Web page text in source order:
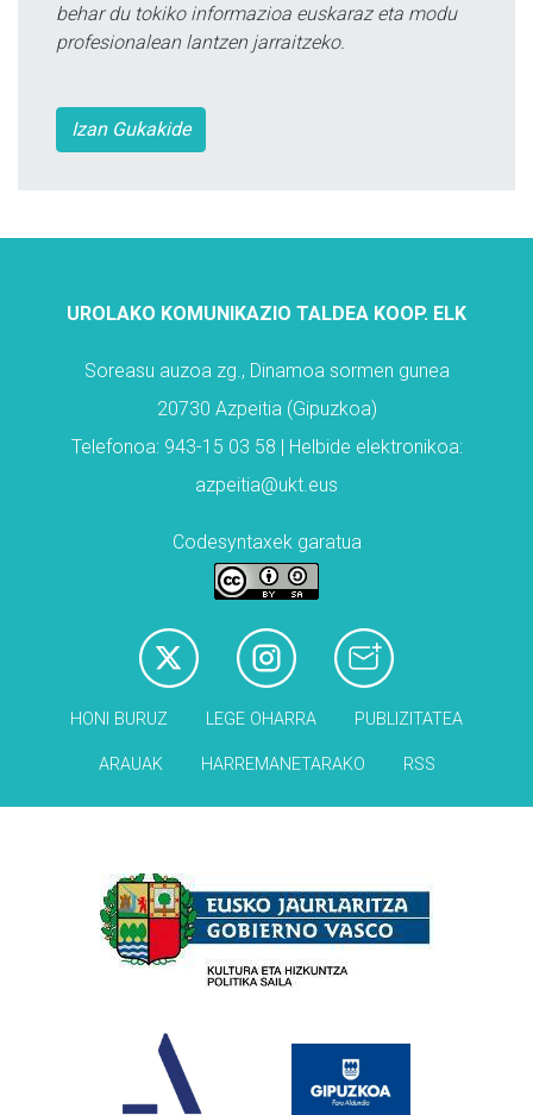
behar du tokiko informazioa euskaraz eta modu
profesionalean lantzen jarraitzeko.
Izan Gukakide
UROLAKO KOMUNIKAZIO TALDEA KOOP. ELK
Soreasu auzoa zg., Dinamoa sormen gunea
20730 Azpeitia (Gipuzkoa)
Telefonoa: 943-15 03 58 | Helbide elektronikoa:
azpeitia@ukt.eus
Codesyntaxek garatua
HONI BURUZ LEGE OHARRA PUBLIZITATEA
ARAUAK HARREMANETARAKO RSS